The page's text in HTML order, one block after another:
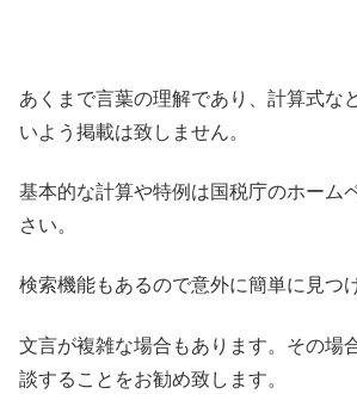
あくまで言葉の理解であり、計算式な
いよう掲載は致しません。
基本的な計算や特例は国税庁のホーム
さい。
検索機能もあるので意外に簡単に見つ
文言が複雑な場合もあります。その場
談することをお勧め致します。